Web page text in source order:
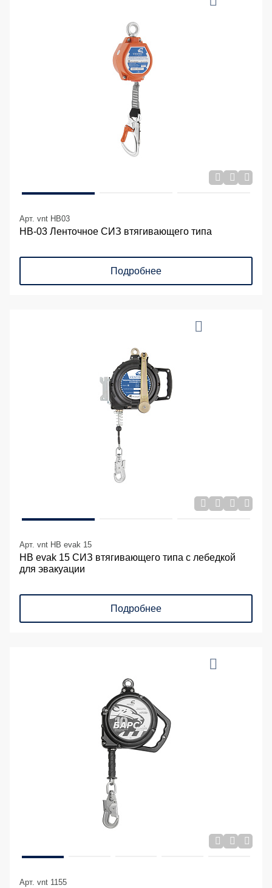
Арт. vnt HB03
НВ-03 Ленточное СИЗ втягивающего типа
Подробнее
Арт. vnt HB evak 15
НВ evak 15 СИЗ втягивающего типа с лебедкой
для эвакуации
Подробнее
Арт. vnt 1155